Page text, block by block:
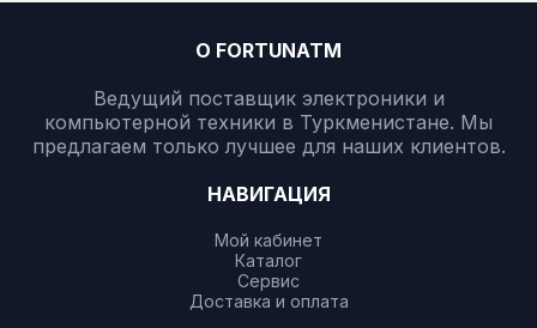
О FORTUNATM
Ведущий поставщик электроники и
компьютерной техники в Туркменистане. Мы
предлагаем только лучшее для наших клиентов.
НАВИГАЦИЯ
Мой кабинет
Каталог
Сервис
Доставка и оплата